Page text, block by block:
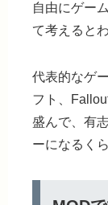
自由にゲー
て考えると
代表的なゲ
フト、
盛んで、有
ーになるく